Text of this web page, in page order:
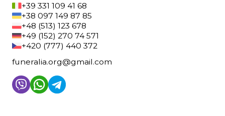
+39 331 109 41 68
+38 097 149 87 85
+48 (513) 123 678
+49 (152) 270 74 571
+420 (777) 440 372
funeralia.org@gmail.com